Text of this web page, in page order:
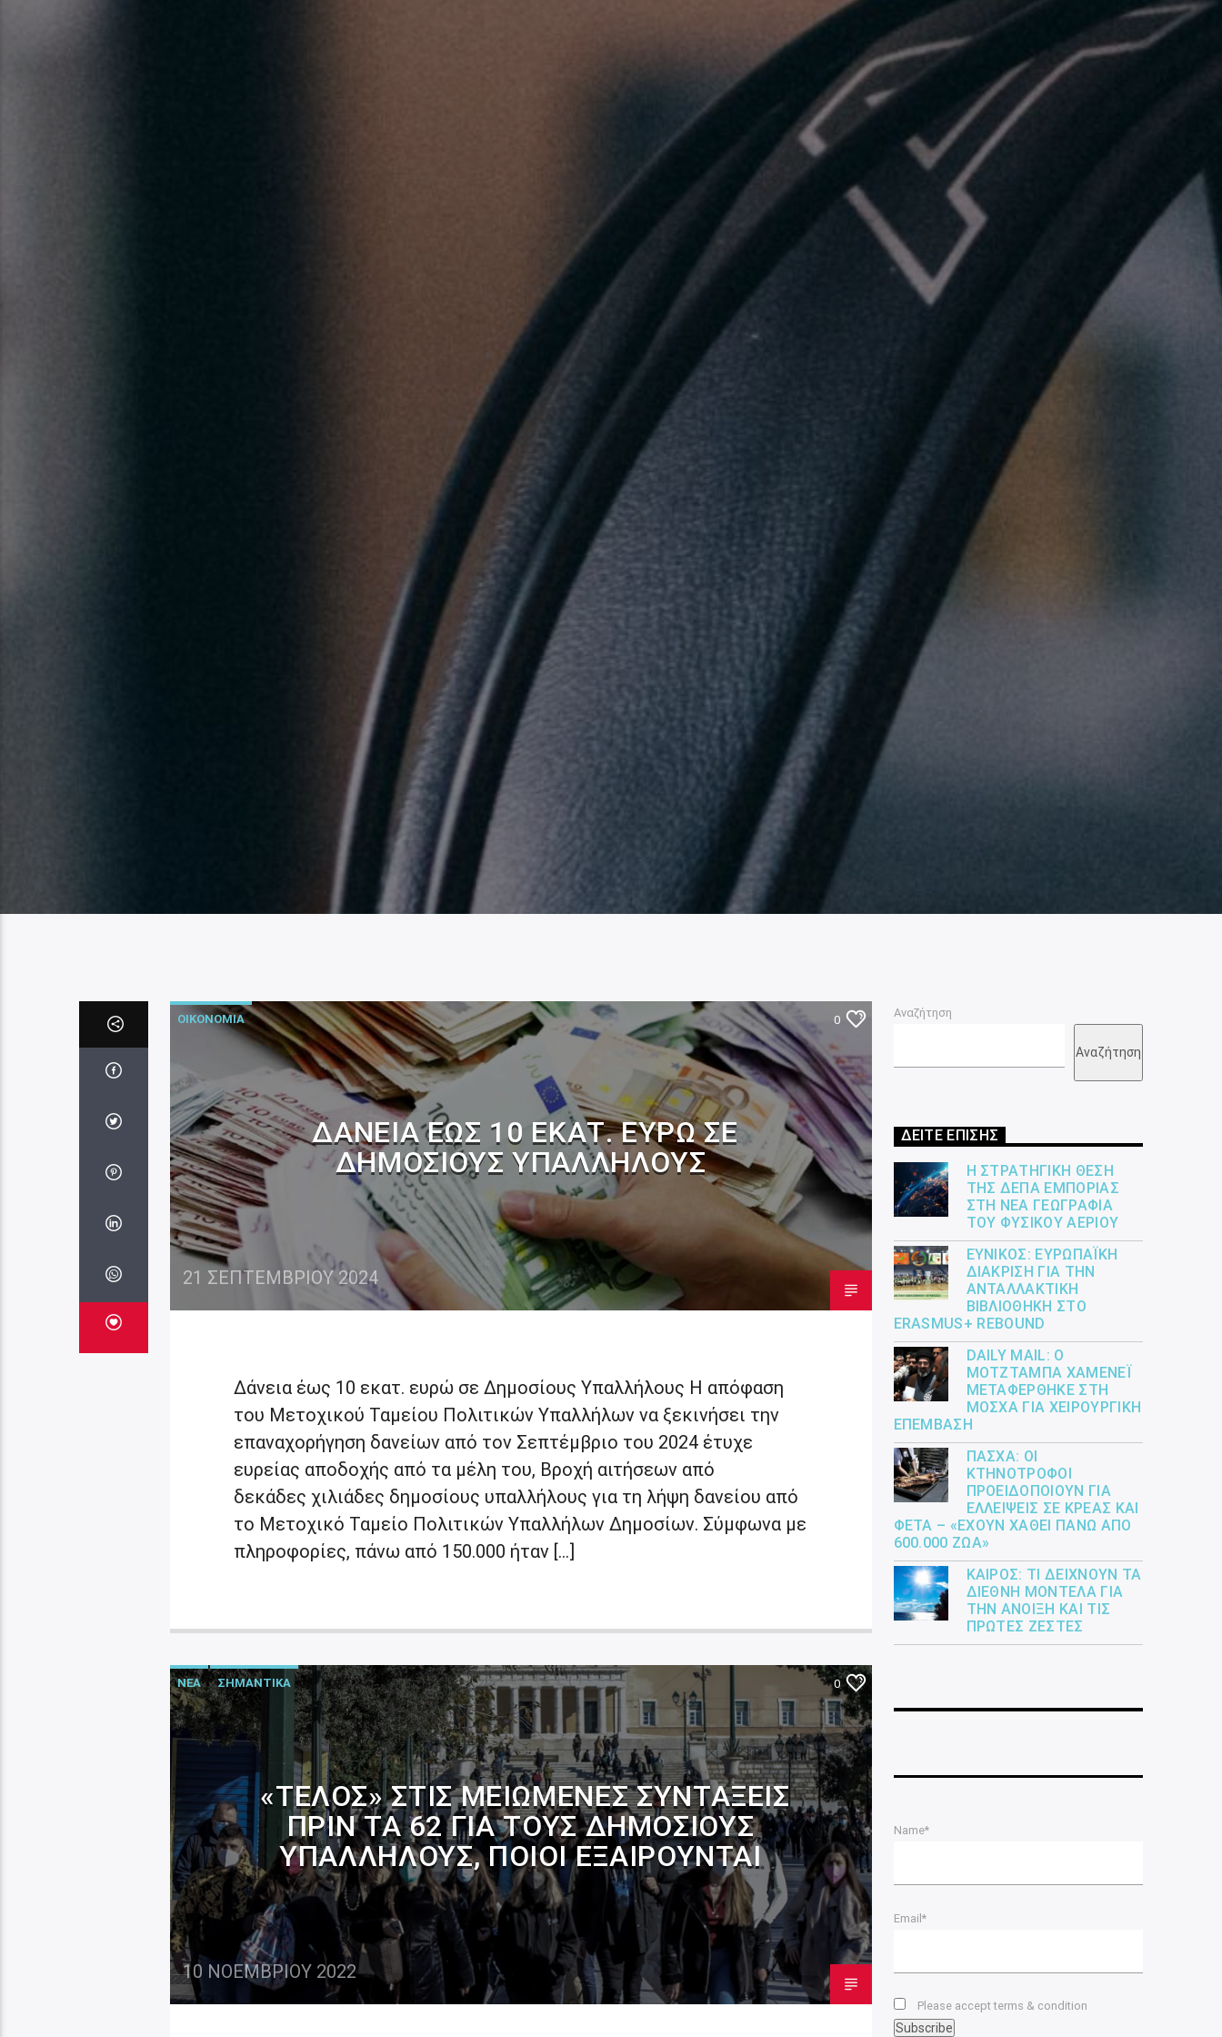
ΟΙΚΟΝΟΜΙΑ 0
ΔΆΝΕΙΑ ΈΩΣ 10 ΕΚΑΤ. ΕΥΡΏ ΣΕ
ΔΗΜΟΣΊΟΥΣ ΥΠΑΛΛΉΛΟΥΣ
21 ΣΕΠΤΕΜΒΡΊΟΥ 2024
Δάνεια έως 10 εκατ. ευρώ σε Δημοσίους Υπαλλήλους Η απόφαση
του Μετοχικού Ταμείου Πολιτικών Υπαλλήλων να ξεκινήσει την
επαναχορήγηση δανείων από τον Σεπτέμβριο του 2024 έτυχε
ευρείας αποδοχής από τα μέλη του, Βροχή αιτήσεων από
δεκάδες χιλιάδες δημοσίους υπαλλήλους για τη λήψη δανείου από
το Μετοχικό Ταμείο Πολιτικών Υπαλλήλων Δημοσίων. Σύμφωνα με
πληροφορίες, πάνω από 150.000 ήταν […]
ΝΕΑ ΣΗΜΑΝΤΙΚΑ 0
«ΤΈΛΟΣ» ΣΤΙΣ ΜΕΙΩΜΈΝΕΣ ΣΥΝΤΆΞΕΙΣ
ΠΡΙΝ ΤΑ 62 ΓΙΑ ΤΟΥΣ ΔΗΜΟΣΊΟΥΣ
ΥΠΑΛΛΉΛΟΥΣ, ΠΟΙΟΙ ΕΞΑΙΡΟΎΝΤΑΙ
10 ΝΟΕΜΒΡΊΟΥ 2022
Αναζήτηση
Αναζήτηση
ΔΕΙΤΕ ΕΠΙΣΗΣ
Η ΣΤΡΑΤΗΓΙΚΉ ΘΈΣΗ
ΤΗΣ ΔΕΠΑ ΕΜΠΟΡΊΑΣ
ΣΤΗ ΝΈΑ ΓΕΩΓΡΑΦΊΑ
ΤΟΥ ΦΥΣΙΚΟΎ ΑΕΡΊΟΥ
ΕΎΝΙΚΟΣ: ΕΥΡΩΠΑΪΚΉ
ΔΙΆΚΡΙΣΗ ΓΙΑ ΤΗΝ
ΑΝΤΑΛΛΑΚΤΙΚΉ
ΒΙΒΛΙΟΘΉΚΗ ΣΤΟ
ERASMUS+ REBOUND
DAILY MAIL: Ο
ΜΟΤΖΤΆΜΠΑ ΧΑΜΕΝΕΪ́
ΜΕΤΑΦΈΡΘΗΚΕ ΣΤΗ
ΜΌΣΧΑ ΓΙΑ ΧΕΙΡΟΥΡΓΙΚΉ
ΕΠΈΜΒΑΣΗ
ΠΆΣΧΑ: ΟΙ
ΚΤΗΝΟΤΡΌΦΟΙ
ΠΡΟΕΙΔΟΠΟΙΟΎΝ ΓΙΑ
ΕΛΛΕΊΨΕΙΣ ΣΕ ΚΡΈΑΣ ΚΑΙ
ΦΈΤΑ – «ΈΧΟΥΝ ΧΑΘΕΊ ΠΆΝΩ ΑΠΌ
600.000 ΖΏΑ»
ΚΑΙΡΌΣ: ΤΙ ΔΕΊΧΝΟΥΝ ΤΑ
ΔΙΕΘΝΉ ΜΟΝΤΈΛΑ ΓΙΑ
ΤΗΝ ΆΝΟΙΞΗ ΚΑΙ ΤΙΣ
ΠΡΏΤΕΣ ΖΈΣΤΕΣ
Name*
Email*
Please accept terms & condition